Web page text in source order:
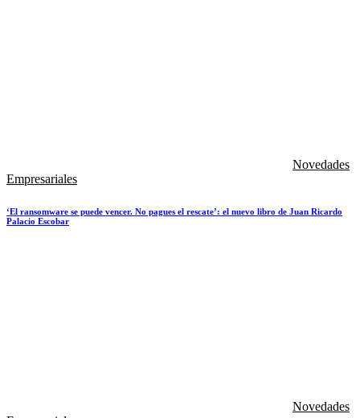
Novedades
Empresariales
‘El ransomware se puede vencer. No pagues el rescate’: el nuevo libro de Juan Ricardo
Palacio Escobar
Novedades